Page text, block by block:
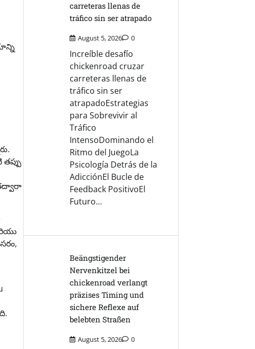
carreteras llenas de
tráfico sin ser atrapado
August 5, 2026 0
Increíble desafío
chickenroad cruzar
carreteras llenas de
tráfico sin ser
atrapadoEstrategias
para Sobrevivir al
Tráfico
IntensoDominando el
Ritmo del JuegoLa
Psicología Detrás de la
AdicciónEl Bucle de
Feedback PositivoEl
Futuro…
Beängstigender
Nervenkitzel bei
chickenroad verlangt
präzises Timing und
sichere Reflexe auf
belebten Straßen
August 5, 2026 0